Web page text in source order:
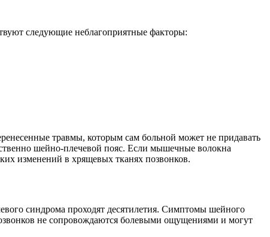
следующие неблагоприятные факторы:
травмы, которым сам больной может не придавать
шейно-плечевой пояс. Если мышечные волокна
изменений в хрящевых тканях позвонков.
синдрома проходят десятилетия. Симптомы шейного
не сопровождаются болевыми ощущениями и могут